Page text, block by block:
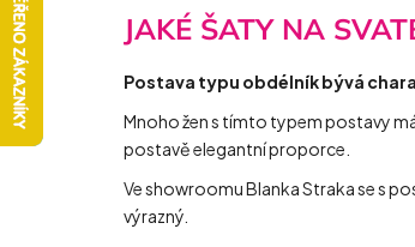
JAKÉ ŠATY NA
Postava typu obdélník bývá
Mnoho žen s tímto typem postavy
postavě elegantní proporce.
Ve showroomu Blanka Straka se s
výrazný.